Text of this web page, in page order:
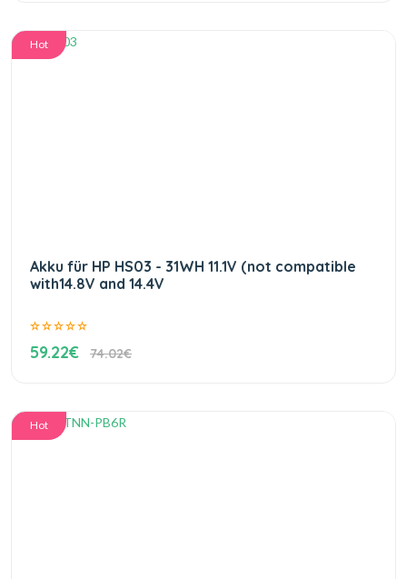
Hot
Akku für HP HS03 - 31WH 11.1V (not compatible
with14.8V and 14.4V
59.22€ 74.02€
Hot